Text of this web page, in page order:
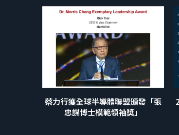
蔡力行獲全球半導體聯盟頒發「張
忠謀博士模範領袖獎」